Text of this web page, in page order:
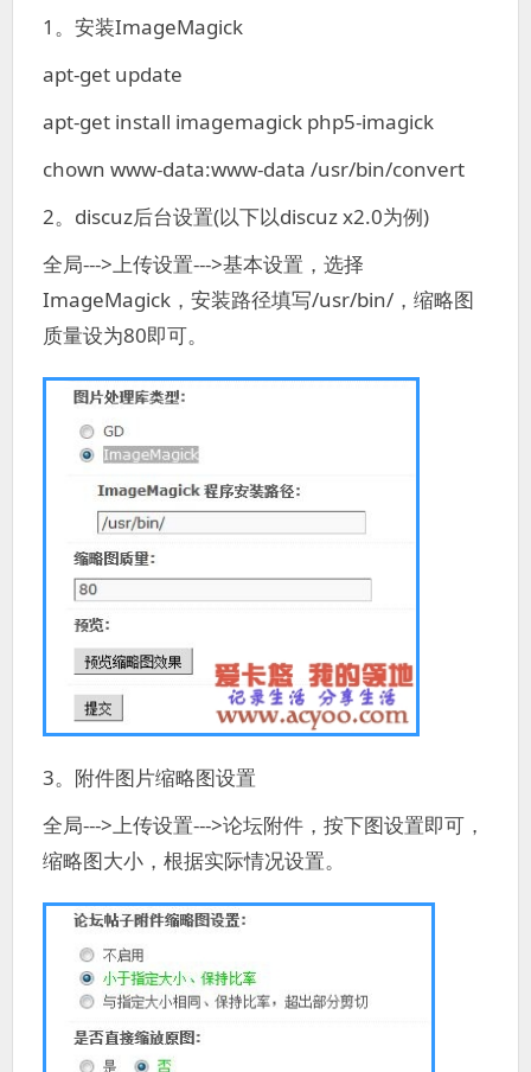
1。安装ImageMagick
apt-get update
apt-get install imagemagick php5-imagick
chown www-data:www-data /usr/bin/convert
2。discuz后台设置(以下以discuz x2.0为例)
全局--->上传设置--->基本设置，选择
ImageMagick，安装路径填写/usr/bin/，缩略图
质量设为80即可。
3。附件图片缩略图设置
全局--->上传设置--->论坛附件，按下图设置即可，
缩略图大小，根据实际情况设置。